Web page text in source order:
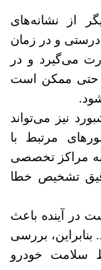
از نشانه‌های
و در زمان
می‌گیرد و در
حتی ممکن است
نیز می‌تواند
مرتبط با
به مراکز تخصصی
تشخیص خطا
در آینده باعث
بررسی
سلامت خودرو